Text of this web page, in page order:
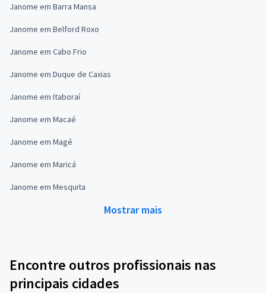
Janome em Barra Mansa
Janome em Belford Roxo
Janome em Cabo Frio
Janome em Duque de Caxias
Janome em Itaboraí
Janome em Macaé
Janome em Magé
Janome em Maricá
Janome em Mesquita
Mostrar mais
Encontre outros profissionais nas
principais cidades